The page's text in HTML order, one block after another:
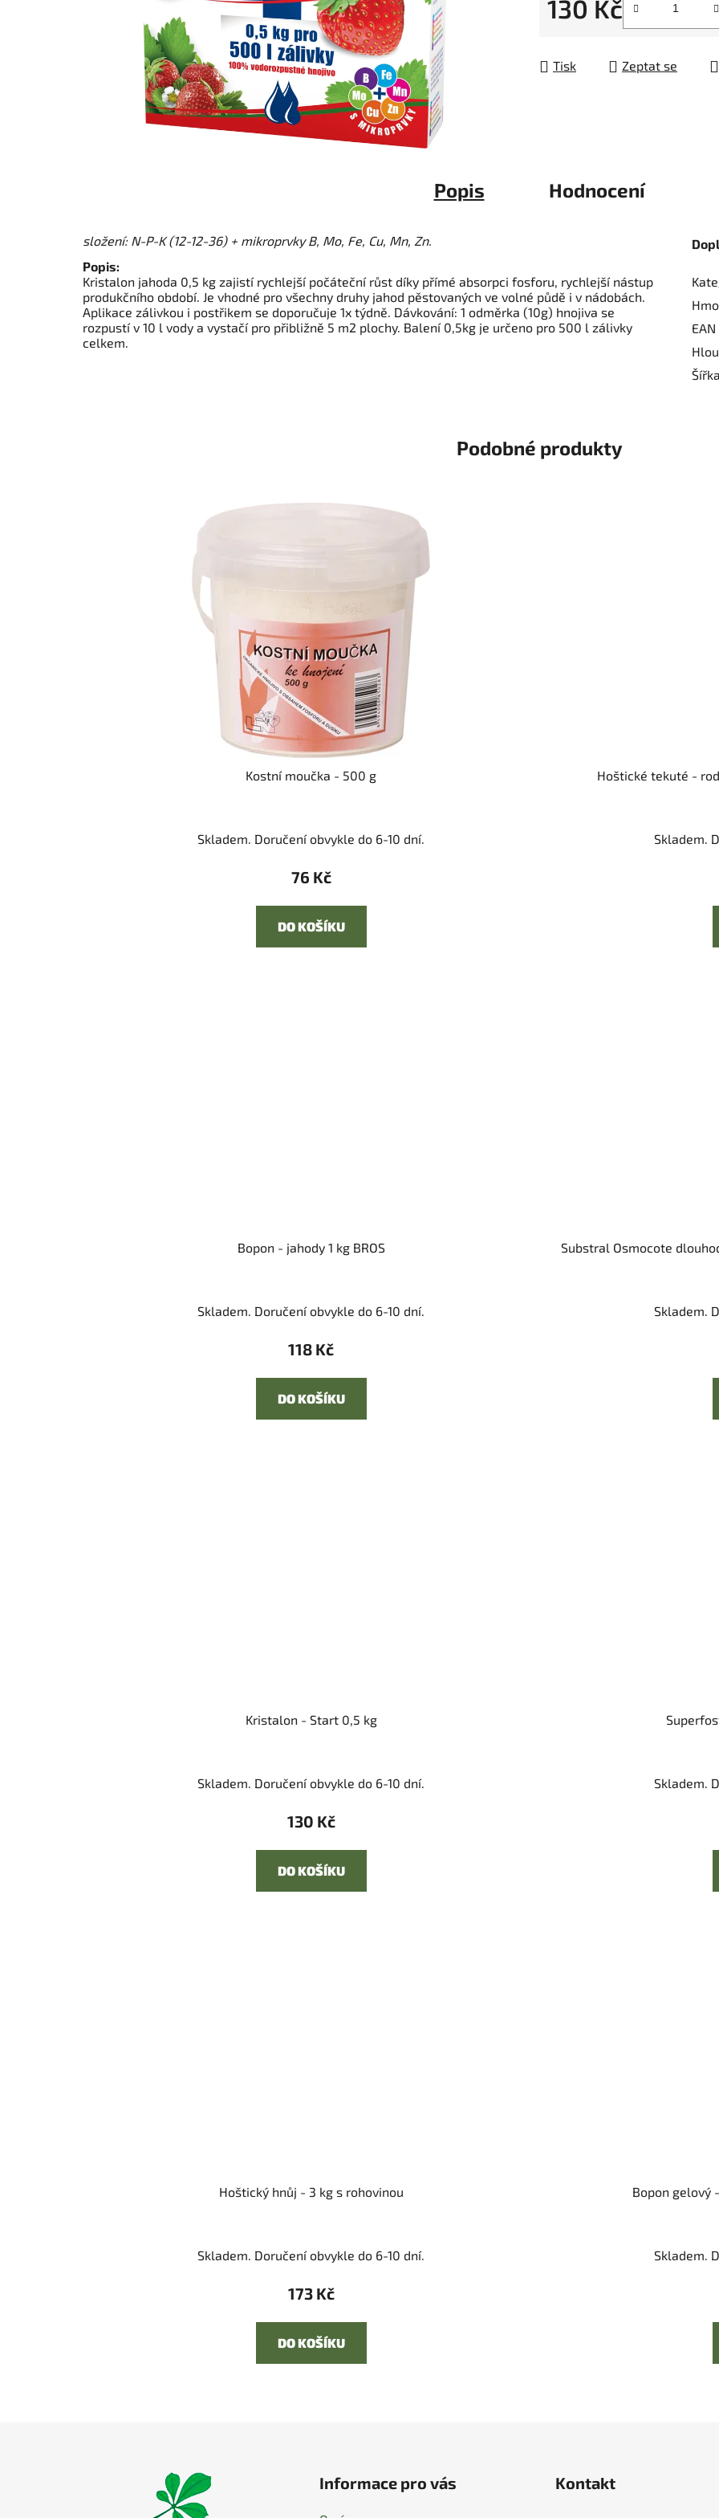
130 Kč
Tisk Zeptat se
Popis Hodnocení
složení: N-P-K (12-12-36) + mikroprvky B, Mo, Fe, Cu, Mn, Zn.
Popis:
Kristalon jahoda 0,5 kg zajistí rychlejší počáteční růst díky přímé absorpci fosforu, rychlejší nástup
produkčního období. Je vhodné pro všechny druhy jahod pěstovaných ve volné půdě i v nádobách.
Aplikace zálivkou i postřikem se doporučuje 1x týdně. Dávkování: 1 odměrka (10g) hnojiva se
rozpustí v 10 l vody a vystačí pro přibližně 5 m2 plochy. Balení 0,5kg je určeno pro 500 l zálivky
celkem.
EAN
Podobné produkty
Kostní moučka - 500 g
Skladem. Doručení obvykle do 6-10 dní.
76 Kč
DO KOŠÍKU
Hoštické tekuté -
Skladem.
Bopon - jahody 1 kg BROS
Skladem. Doručení obvykle do 6-10 dní.
118 Kč
DO KOŠÍKU
Substral Osmocote
Skladem.
Kristalon - Start 0,5 kg
Skladem. Doručení obvykle do 6-10 dní.
130 Kč
DO KOŠÍKU
Skladem.
Hoštický hnůj - 3 kg s rohovinou
Skladem. Doručení obvykle do 6-10 dní.
173 Kč
DO KOŠÍKU
Bopon gelový
Skladem.
Informace pro vás Kontakt